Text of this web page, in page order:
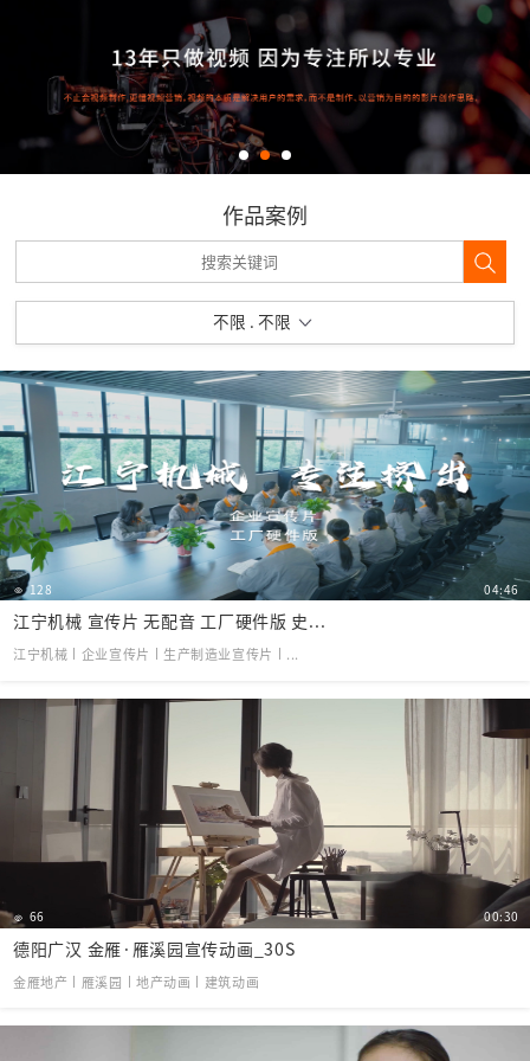
作品案例
不限 . 不限
128 04:46
江宁机械 宣传片 无配音 工厂硬件版 史...
江宁机械丨企业宣传片丨生产制造业宣传片丨...
66 00:30
德阳广汉 金雁·雁溪园宣传动画_30S
金雁地产丨雁溪园丨地产动画丨建筑动画